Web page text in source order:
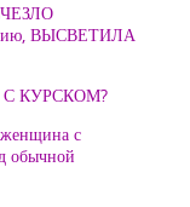
ВЫСВЕТИЛА
КУРСКОМ?
с
обычной